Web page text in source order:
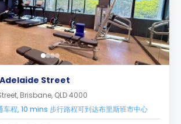
Street
Brisbane, QLD 4000
程, 10 mins 步行路程可到达布里斯班市中心